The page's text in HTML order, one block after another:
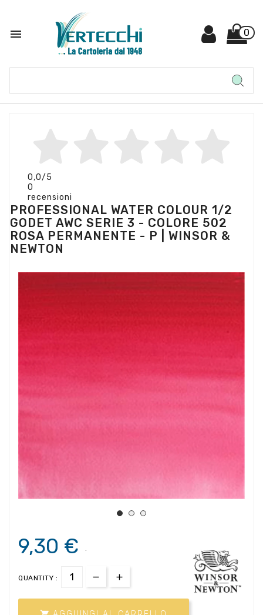
 0
0,0/5
0
recensioni
PROFESSIONAL WATER COLOUR 1/2
GODET AWC SERIE 3 - COLORE 502
ROSA PERMANENTE - P | WINSOR &
NEWTON
9,30 € .
QUANTITY :